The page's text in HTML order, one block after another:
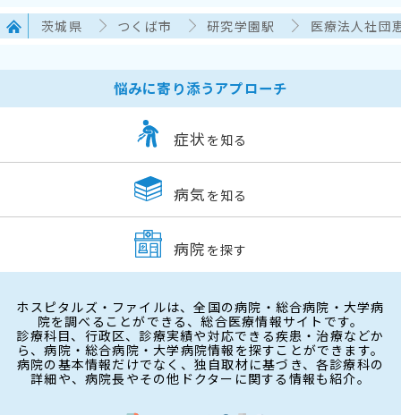
茨城県 つくば市 研究学園駅 医療法人社団
悩みに寄り添うアプローチ
症状 を知る
病気 を知る
病院 を探す
ホスピタルズ・ファイルは、全国の病院・総合病院・大学病
院を調べることができる、総合医療情報サイトです。
診療科目、行政区、診療実績や対応できる疾患・治療などか
ら、病院・総合病院・大学病院情報を探すことができます。
病院の基本情報だけでなく、独自取材に基づき、各診療科の
詳細や、病院長やその他ドクターに関する情報も紹介。